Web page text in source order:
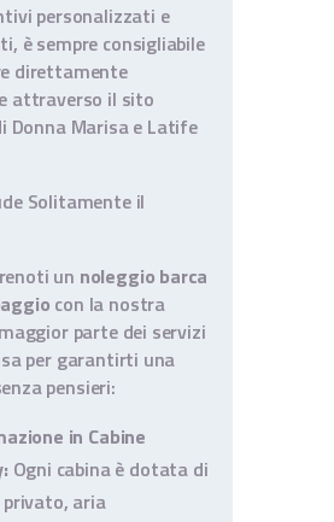
personalizzati e
è sempre consigliabile
direttamente
attraverso il sito
Donna Marisa e Latife
Solitamente il
un noleggio barca
con la nostra
parte dei servizi
per garantirti una
pensieri:
in Cabine
Ogni cabina è dotata di
privato, aria